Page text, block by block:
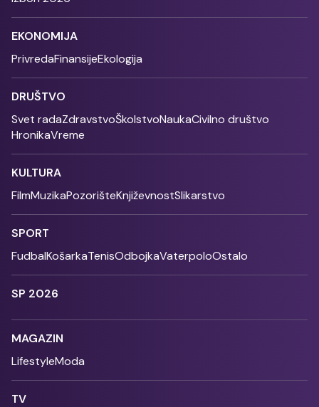
EKONOMIJA
PrivredaFinansijeEkologija
DRUŠTVO
Svet radaZdravstvoŠkolstvoNaukaCivilno društvo
HronikaVreme
KULTURA
FilmMuzikaPozorišteKnjiževnostSlikarstvo
SPORT
FudbalKošarkaTenisOdbojkaVaterpoloOstalo
SP 2026
MAGAZIN
LifestyleModa
TV